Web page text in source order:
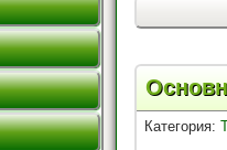
Категория: